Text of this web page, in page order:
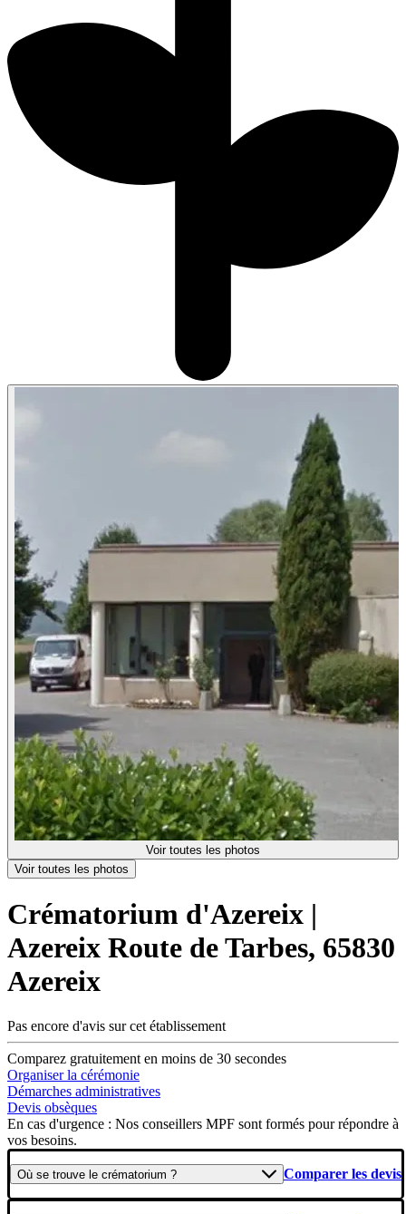
Voir toutes les photos
Voir toutes les photos
Crématorium d'Azereix |
Azereix Route de Tarbes, 65830
Azereix
Pas encore d'avis sur cet établissement
Comparez gratuitement en moins de 30 secondes
Organiser la cérémonie
Démarches administratives
Devis obsèques
En cas d'urgence : Nos conseillers MPF sont formés pour répondre à
vos besoins.
Où se trouve le crématorium ? Comparer les devis